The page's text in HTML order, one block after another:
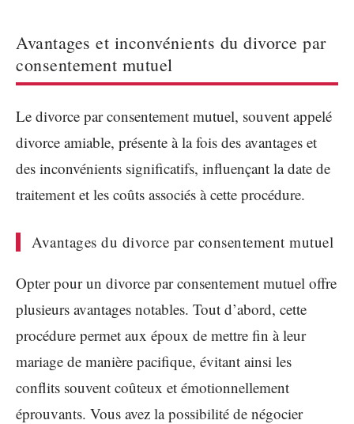
Avantages et inconvénients du divorce par
consentement mutuel
Le divorce par consentement mutuel, souvent appelé
divorce amiable, présente à la fois des avantages et
des inconvénients significatifs, influençant la date de
traitement et les coûts associés à cette procédure.
Avantages du divorce par consentement mutuel
Opter pour un divorce par consentement mutuel offre
plusieurs avantages notables. Tout d’abord, cette
procédure permet aux époux de mettre fin à leur
mariage de manière pacifique, évitant ainsi les
conflits souvent coûteux et émotionnellement
éprouvants. Vous avez la possibilité de négocier